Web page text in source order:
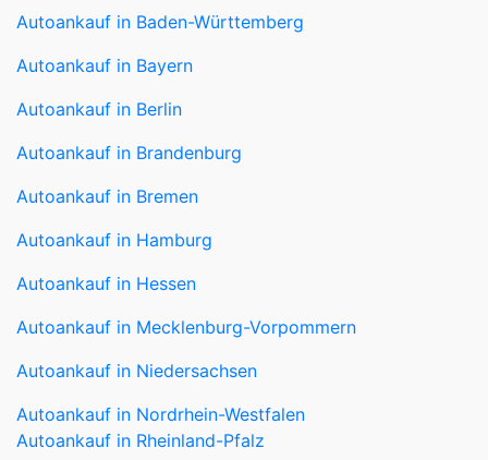
Autoankauf in Bayern
Autoankauf in Berlin
Autoankauf in Brandenburg
Autoankauf in Bremen
Autoankauf in Hamburg
Autoankauf in Hessen
Autoankauf in Mecklenburg-Vorpommern
Autoankauf in Niedersachsen
Autoankauf in Nordrhein-Westfalen
Autoankauf in Saarland